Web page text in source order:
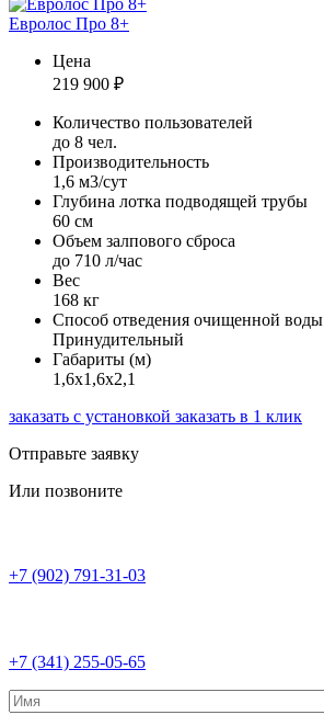
Евролос Про 8+
Цена
219 900 ₽
Количество пользователей
до 8 чел.
Производительность
1,6 м3/сут
Глубина лотка подводящей трубы
60 см
Объем залпового сброса
до 710 л/час
Вес
168 кг
Способ отведения очищенной воды
Принудительный
Габариты (м)
1,6х1,6х2,1
заказать с установкой заказать в 1 клик
Отправьте заявку
Или позвоните
+7 (902) 791-31-03
+7 (341) 255-05-65